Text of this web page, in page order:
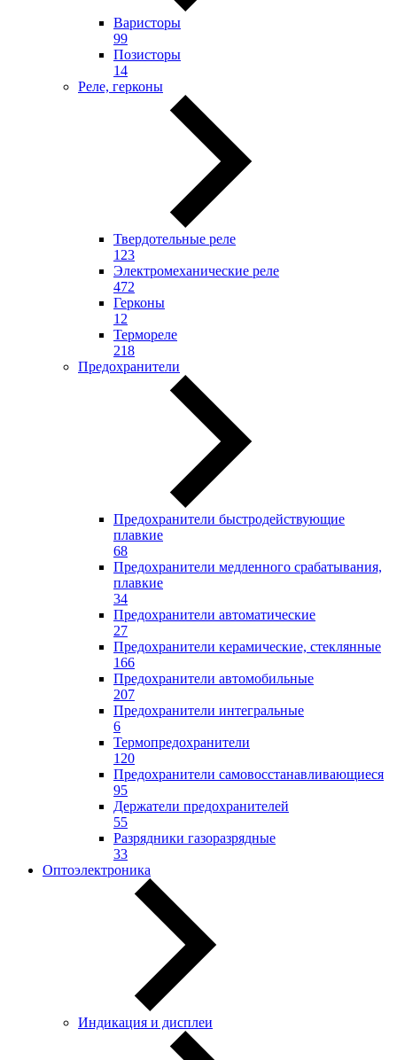
Варисторы
99
Позисторы
14
Реле, герконы
Твердотельные реле
123
Электромеханические реле
472
Герконы
12
Термореле
218
Предохранители
Предохранители быстродействующие
плавкие
68
Предохранители медленного срабатывания,
плавкие
34
Предохранители автоматические
27
Предохранители керамические, стеклянные
166
Предохранители автомобильные
207
Предохранители интегральные
6
Термопредохранители
120
Предохранители самовосстанавливающиеся
95
Держатели предохранителей
55
Разрядники газоразрядные
33
Оптоэлектроника
Индикация и дисплеи